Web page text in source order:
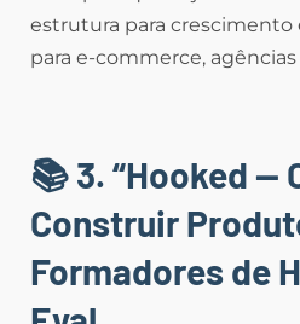
estrutura para
para e-commerce,
📚 3. “Hooked —
Construir
Formadores de